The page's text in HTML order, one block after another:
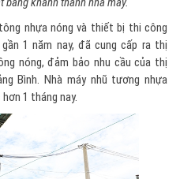
nhựa nóng và thiết bị thi công
1 năm nay, đã cung cấp ra thị
nóng, đảm bảo nhu cầu của thị
Bình. Nhà máy nhũ tương nhựa
1 tháng nay.